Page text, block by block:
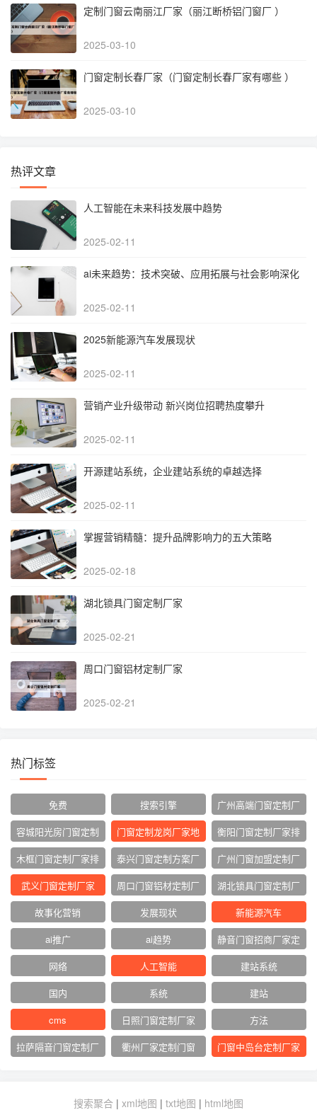
定制门窗云南丽江厂家（丽江断桥铝门窗厂 ）
2025-03-10
门窗定制长春厂家（门窗定制长春厂家有哪些 ）
2025-03-10
热评文章
人工智能在未来科技发展中趋势
2025-02-11
‌ai未来趋势：技术突破、应用拓展与社会影响深化‌
2025-02-11
2025新能源汽车发展现状
2025-02-11
营销产业升级带动 新兴岗位招聘热度攀升
2025-02-11
开源建站系统，企业建站系统的卓越选择
2025-02-11
掌握营销精髓：提升品牌影响力的五大策略
2025-02-18
湖北锁具门窗定制厂家
2025-02-21
周口门窗铝材定制厂家
2025-02-21
热门标签
免费 搜索引擎
广州高端门窗定制厂
家
容城阳光房门窗定制
厂家
门窗定制龙岗厂家地
址
衡阳门窗定制厂家排
名
木框门窗定制厂家排
名
泰兴门窗定制方案厂
家
广州门窗加盟定制厂
家
武义门窗定制厂家
周口门窗铝材定制厂
家
湖北锁具门窗定制厂
家
故事化营销 发展现状
新能源汽车
ai推广
ai趋势
静音门窗招商厂家定
制
网络‌ 人工智能
建站系统
国内
系统
建站
cms
日照门窗定制厂家
方法
拉萨隔音门窗定制厂
衢州厂家定制门窗 门窗中岛台定制厂家
搜索聚合 | xml地图 | txt地图 | html地图